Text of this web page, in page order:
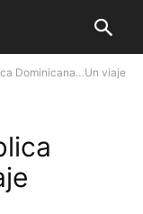
Dominicana…Un viaje